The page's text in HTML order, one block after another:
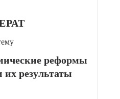
реформы
результаты